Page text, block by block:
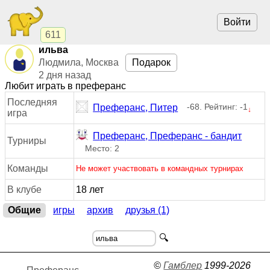
611
Войти
ильва
Людмила, Москва
2 дня назад
Подарок
Любит играть в преферанс
Последняя
игра
Преферанс, Питер -68. Рейтинг: -1↓
Турниры Преферанс, Преферанс - бандит
Место: 2
Команды Не может участвовать в командных турнирах
В клубе
18 лет
Общие
игры архив друзья (1)
🔍
©Гамблер 1999-2026